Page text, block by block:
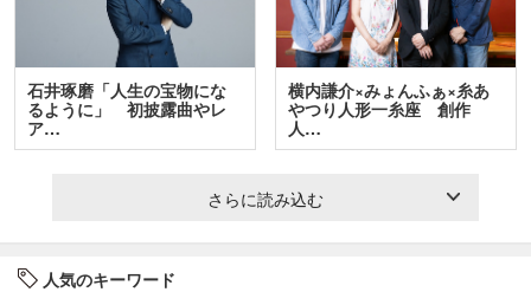
石井琢磨「人生の宝物にな
るように」 初披露曲やレ
ア…
横内謙介×みょんふぁ×糸あ
やつり人形一糸座 創作
人…
さらに読み込む
人気のキーワード